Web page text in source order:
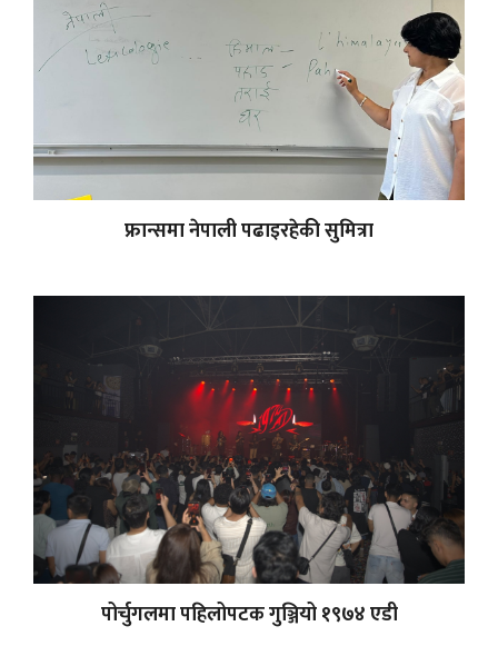
फ्रान्समा नेपाली पढाइरहेकी सुमित्रा
पोर्चुगलमा पहिलोपटक गुञ्जियो १९७४ एडी